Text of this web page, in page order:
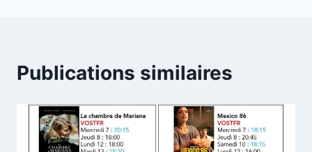
Publications similaires